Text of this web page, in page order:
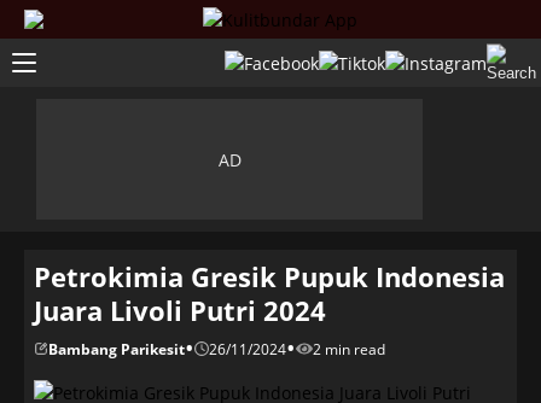
Petrokimia Gresik Pupuk Indonesia
Juara Livoli Putri 2024
Bambang Parikesit• 26/11/2024• 2 min read